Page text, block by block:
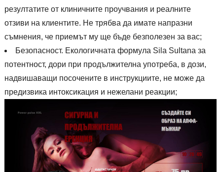
резултатите от клиничните проучвания и реалните
отзиви на клиентите. Не трябва да имате напразни
съмнения, че приемът му ще бъде безполезен за вас;
Безопасност. Екологичната формула Sila Sultana за
потентност, дори при продължителна употреба, в дози,
надвишаващи посочените в инструкциите, не може да
предизвика интоксикация и нежелани реакции;